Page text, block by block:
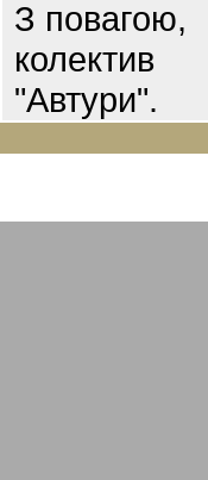
З повагою,
колектив
"Автури".